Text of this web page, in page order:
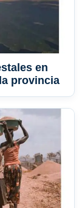
en
provincia